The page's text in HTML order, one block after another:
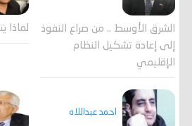
الشرق الأوسط .. من صراع النفوذ
إلى إعادة تشكيل النظام
الإقليمي
لماذا
احمد عبداللاه